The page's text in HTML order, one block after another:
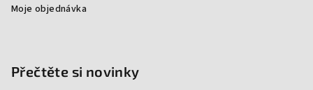
Moje objednávka
Přečtěte si novinky